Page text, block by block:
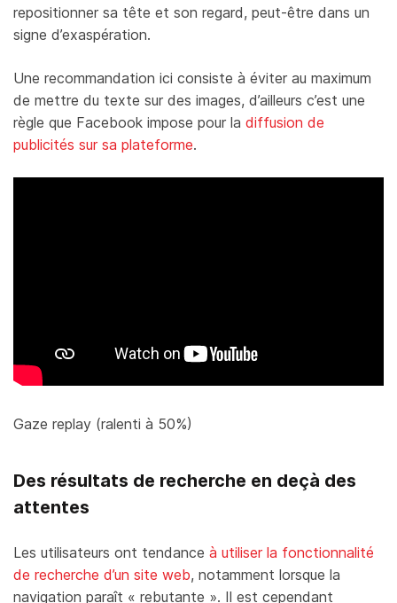
repositionner sa tête et son regard, peut-être dans un
signe d’exaspération.
Une recommandation ici consiste à éviter au maximum
de mettre du texte sur des images, d’ailleurs c’est une
règle que Facebook impose pour la diffusion de
publicités sur sa plateforme.
Gaze replay (ralenti à 50%)
Des résultats de recherche en deçà des
attentes
Les utilisateurs ont tendance à utiliser la fonctionnalité
de recherche d’un site web, notamment lorsque la
navigation paraît « rebutante ». Il est cependant